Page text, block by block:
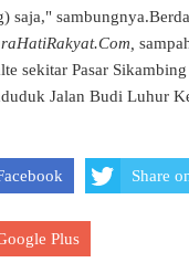
saja,"
sekitar Pasar
Jalan Budi Luhur
Share
Plus